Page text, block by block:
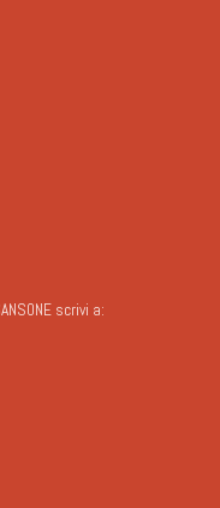
scrivi a: